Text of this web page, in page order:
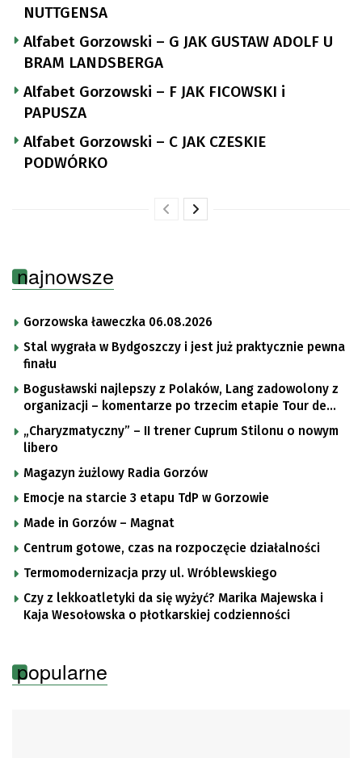
NUTTGENSA
Alfabet Gorzowski – G JAK GUSTAW ADOLF U
BRAM LANDSBERGA
Alfabet Gorzowski – F JAK FICOWSKI i
PAPUSZA
Alfabet Gorzowski – C JAK CZESKIE
PODWÓRKO
najnowsze
Gorzowska ławeczka 06.08.2026
Stal wygrała w Bydgoszczy i jest już praktycznie pewna
finału
Bogusławski najlepszy z Polaków, Lang zadowolony z
organizacji – komentarze po trzecim etapie Tour de
Pologne
„Charyzmatyczny” – II trener Cuprum Stilonu o nowym
libero
Magazyn żużlowy Radia Gorzów
Emocje na starcie 3 etapu TdP w Gorzowie
Made in Gorzów – Magnat
Centrum gotowe, czas na rozpoczęcie działalności
Termomodernizacja przy ul. Wróblewskiego
Czy z lekkoatletyki da się wyżyć? Marika Majewska i
Kaja Wesołowska o płotkarskiej codzienności
popularne